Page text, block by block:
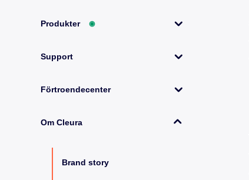
Produkter ◉
Support
Förtroendecenter
Om Cleura
Brand story